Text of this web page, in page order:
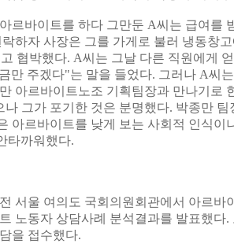
르바이트를 하다 그만둔 A씨는 급여를
하자 사장은 그를 가게로 불러 냉동창
협박했다. A씨는 그날 다른 직원에게
만 주겠다"는 말을 들었다. 그러나 A씨는
아르바이트노조 기획팀장과 만나기로
그가 포기한 것은 분명했다. 박종만 팀
아르바이트를 낮게 보는 사회적 인식이
타까워했다.
서울 여의도 국회의원회관에서 아르바
노동자 상담사례 분석결과를 발표했다.
을 접수했다.